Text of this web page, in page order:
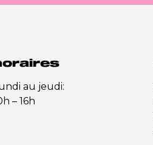
au jeudi:
– 16h